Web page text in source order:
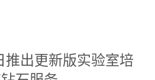
推出更新版实验室培